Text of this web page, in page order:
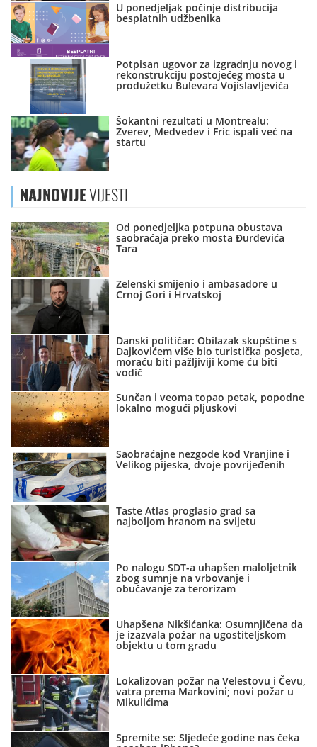
U ponedjeljak počinje distribucija
besplatnih udžbenika
Potpisan ugovor za izgradnju novog i
rekonstrukciju postojećeg mosta u
produžetku Bulevara Vojislavljevića
Šokantni rezultati u Montrealu:
Zverev, Medvedev i Fric ispali već na
startu
NAJNOVIJEVIJESTI
Od ponedjeljka potpuna obustava
saobraćaja preko mosta Đurđevića
Tara
Zelenski smijenio i ambasadore u
Crnoj Gori i Hrvatskoj
Danski političar: Obilazak skupštine s
Dajkovićem više bio turistička posjeta,
moraću biti pažljiviji kome ću biti
vodič
Sunčan i veoma topao petak, popodne
lokalno mogući pljuskovi
Saobraćajne nezgode kod Vranjine i
Velikog pijeska, dvoje povrijeđenih
Taste Atlas proglasio grad sa
najboljom hranom na svijetu
Po nalogu SDT-a uhapšen maloljetnik
zbog sumnje na vrbovanje i
obučavanje za terorizam
Uhapšena Nikšićanka: Osumnjičena da
je izazvala požar na ugostiteljskom
objektu u tom gradu
Lokalizovan požar na Velestovu i Čevu,
vatra prema Markovini; novi požar u
Mikulićima
Spremite se: Sljedeće godine nas čeka